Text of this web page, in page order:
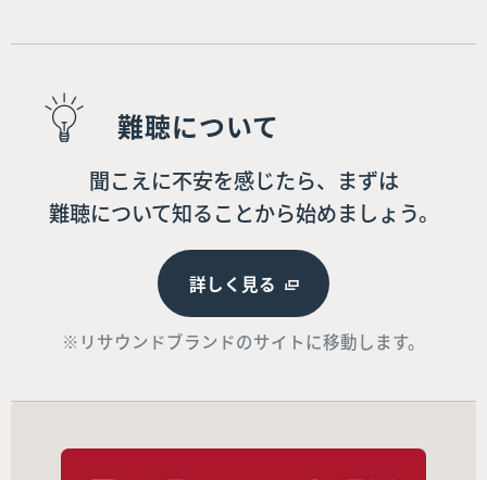
難聴について
聞こえに不安を感じたら、まずは
難聴について知ることから始めましょう。
詳しく見る
※リサウンドブランドのサイトに移動します。